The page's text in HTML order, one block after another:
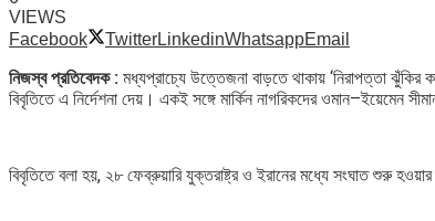
VIEWS
Facebook
TwitterLinkedinWhatsappEmail
নিজস্ব প্রতিবেদক : মধ্যপ্রাচ্যে উত্তেজনা বাড়তে থাকায় ‘নিরাপত্তা ঝুঁকির
বিবৃতিতে এ নির্দেশনা দেয়। একই সঙ্গে মার্কিন নাগরিকদের ওমান–ইয়েমেন
বিবৃতিতে বলা হয়, ২৮ ফেব্রুয়ারি যুক্তরাষ্ট্র ও ইরানের মধ্যে সংঘাত শুরু